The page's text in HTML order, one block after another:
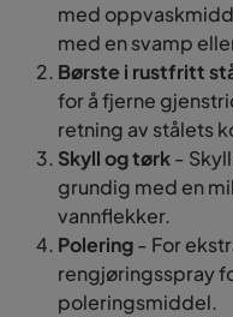
med
med en svamp
Børste i rustfritt
for å fjerne
retning av stålets
Skyll og tørk-
grundig med en
vannflekker.
Polering- For
rengjøringsspray
poleringsmiddel.